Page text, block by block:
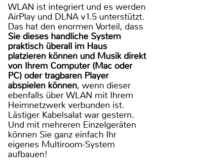
WLAN ist integriert und es werden
AirPlay und DLNA v1.5 unterstützt.
Das hat den enormen Vorteil, dass
Sie dieses handliche System
praktisch überall im Haus
platzieren können und Musik direkt
von Ihrem Computer (Mac oder
PC) oder tragbaren Player
abspielen können, wenn dieser
ebenfalls über WLAN mit Ihrem
Heimnetzwerk verbunden ist.
Lästiger Kabelsalat war gestern.
Und mit mehreren Einzelgeräten
können Sie ganz einfach Ihr
eigenes Multiroom-System
aufbauen!